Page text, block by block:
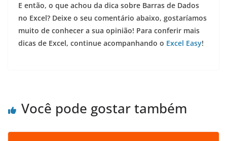
E então, o que achou da dica sobre Barras de Dados
no Excel? Deixe o seu comentário abaixo, gostaríamos
muito de conhecer a sua opinião! Para conferir mais
dicas de Excel, continue acompanhando o Excel Easy!
Você pode gostar também